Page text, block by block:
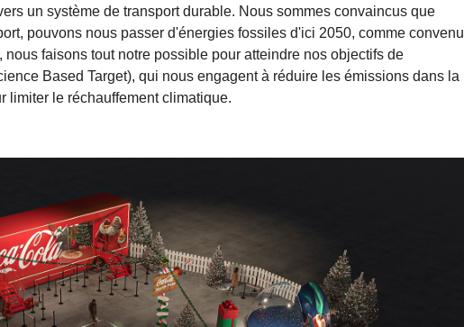
un système de transport durable. Nous sommes convaincus que
pouvons nous passer d'énergies fossiles d'ici 2050, comme convenu
faisons tout notre possible pour atteindre nos objectifs de
Based Target), qui nous engagent à réduire les émissions dans la
limiter le réchauffement climatique.